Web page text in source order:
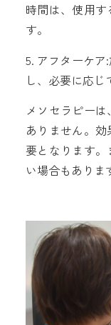
時間は、使用
す。
5. アフターケ
し、必要に応じ
メソセラピー
ありません。
要となります。
い場合もありま